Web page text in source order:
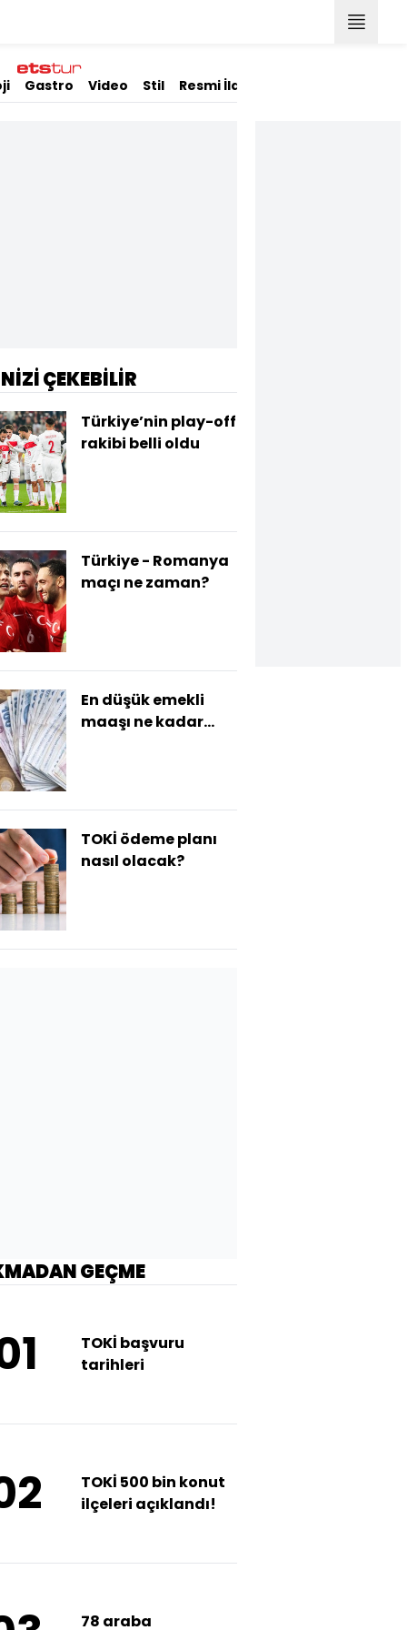
Gastro Video Stil Resmi İlanlar
ÇEKEBİLİR
Türkiye’nin play-off
rakibi belli oldu
Türkiye - Romanya
maçı ne zaman?
En düşük emekli
maaşı ne kadar
TOKİ ödeme planı
nasıl olacak?
GEÇME
TOKİ başvuru
tarihleri
TOKİ 500 bin konut
ilçeleri açıklandı!
78 araba